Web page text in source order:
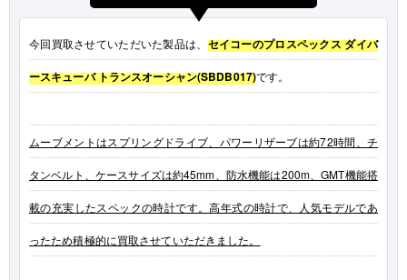
今回買取させていただいた製品は、 セイコーのプロスペックス ダイバ
ースキューバ トランスオーシャン(SBDB017)です。
ムーブメントはスプリングドライブ、パワーリザーブは約72時間、チ
タンベルト、ケースサイズは約45mm、防水機能は200m、GMT機能搭
載の充実したスペックの時計です。高年式の時計で、人気モデルであ
ったため積極的に買取させていただきました。